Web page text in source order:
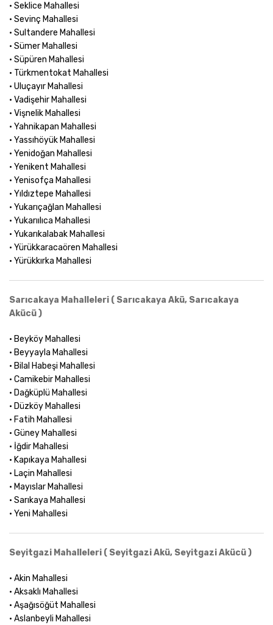
• Seklice Mahallesi
• Sevinç Mahallesi
• Sultandere Mahallesi
• Sümer Mahallesi
• Süpüren Mahallesi
• Türkmentokat Mahallesi
• Uluçayır Mahallesi
• Vadişehir Mahallesi
• Vişnelik Mahallesi
• Yahnikapan Mahallesi
• Yassıhöyük Mahallesi
• Yenidoğan Mahallesi
• Yenikent Mahallesi
• Yenisofça Mahallesi
• Yıldıztepe Mahallesi
• Yukarıçağlan Mahallesi
• Yukarıılıca Mahallesi
• Yukarıkalabak Mahallesi
• Yürükkaracaören Mahallesi
• Yürükkırka Mahallesi
Sarıcakaya Mahalleleri ( Sarıcakaya Akü, Sarıcakaya
Akücü )
• Beyköy Mahallesi
• Beyyayla Mahallesi
• Bilal Habeşi Mahallesi
• Camikebir Mahallesi
• Dağküplü Mahallesi
• Düzköy Mahallesi
• Fatih Mahallesi
• Güney Mahallesi
• İğdir Mahallesi
• Kapıkaya Mahallesi
• Laçin Mahallesi
• Mayıslar Mahallesi
• Sarıkaya Mahallesi
• Yeni Mahallesi
Seyitgazi Mahalleleri ( Seyitgazi Akü, Seyitgazi Akücü )
• Akin Mahallesi
• Aksaklı Mahallesi
• Aşağısöğüt Mahallesi
• Aslanbeyli Mahallesi